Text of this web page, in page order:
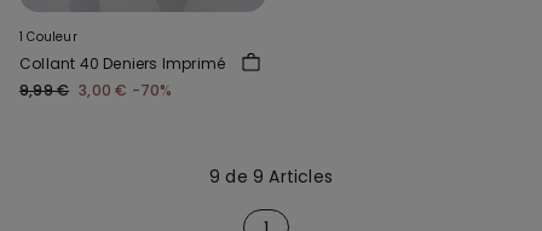
1 Couleur
Collant 40 Deniers Imprimé
9,99 € 3,00 € -70%
9 de 9 Articles
1